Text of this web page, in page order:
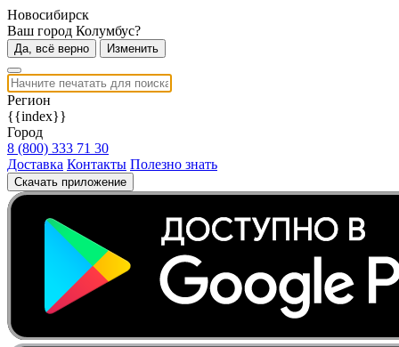
Новосибирск
Ваш город Колумбус?
Да, всё верно Изменить
Регион
{{index}}
Город
8 (800) 333 71 30
Доставка Контакты Полезно знать
Скачать приложение